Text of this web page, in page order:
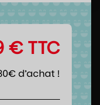
€ TTC
d’achat !